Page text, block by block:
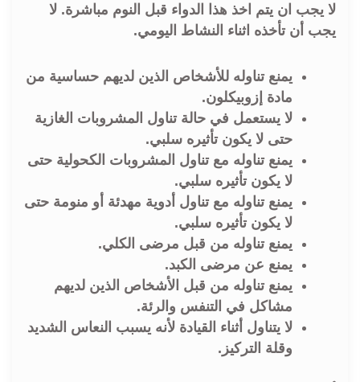
لا يجب ان يتم اخذ هذا الدواء قبل النوم مباشرة. لا
يجب أن تأخذه اثناء النشاط اليومي.
يمنع تناوله للأشخاص الذين لديهم حساسية من
مادة إزوبيكلون.
لا يستعمل في حالة تناول المشروبات الغازية
حتى لا يكون تأثيره سلبي.
يمنع تناوله مع تناول المشروبات الكحولية حتى
لا يكون تأثيره سلبي.
يمنع تناوله مع تناول أدوية مهدئة أو منومة حتى
لا يكون تأثيره سلبي.
يمنع تناوله من قبل مرضى الكلي.
يمنع عن مرضى الكبد.
يمنع تناوله من قبل الأشخاص الذين لديهم
مشاكل في التنفس والرئة.
لا يتناول أثناء القيادة لأنه يسبب النعاس الشديد
وقلة التركيز.